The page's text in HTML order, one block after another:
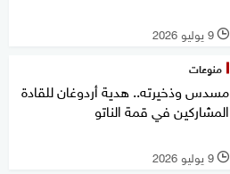
l 9 يوليو 2026
منوعات
مسدس وذخيرته.. هدية أردوغان للقادة
المشاركين في قمة الناتو
l 9 يوليو 2026